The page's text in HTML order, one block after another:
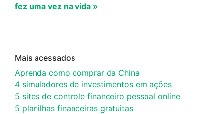
fez uma vez na vida »
Mais acessados
Aprenda como comprar da China
4 simuladores de investimentos em ações
5 sites de controle financeiro pessoal online
5 planilhas financeiras gratuitas